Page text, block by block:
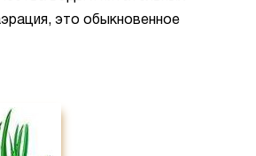
это обыкновенное